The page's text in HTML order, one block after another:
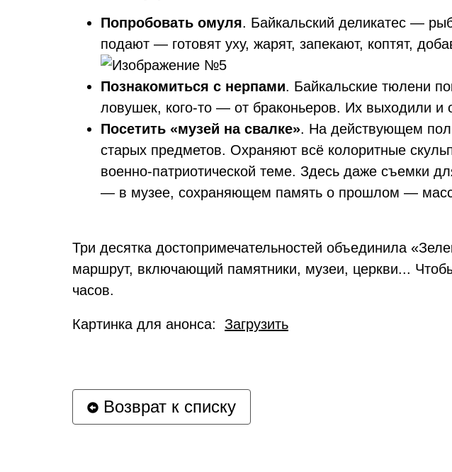
Попробовать омуля. Байкальский деликатес —
подают — готовят уху, жарят, запекают, коптят,
Познакомиться с нерпами. Байкальские тюлени
ловушек, кого-то — от браконьеров. Их выходили
Посетить «музей на свалке». На действующем
старых предметов. Охраняют всё колоритные
военно-патриотической теме. Здесь даже съемки
— в музее, сохраняющем память о прошлом —
Три десятка достопримечательностей объединила
маршрут, включающий памятники, музеи, церкви...
часов.
Картинка для анонса: Загрузить
Возврат к списку